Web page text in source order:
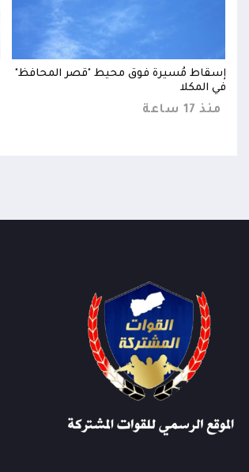
إسقاط مُسيرة فوق محيط "قصر المحافظ"
في المكلا
منذ 17 ساعة